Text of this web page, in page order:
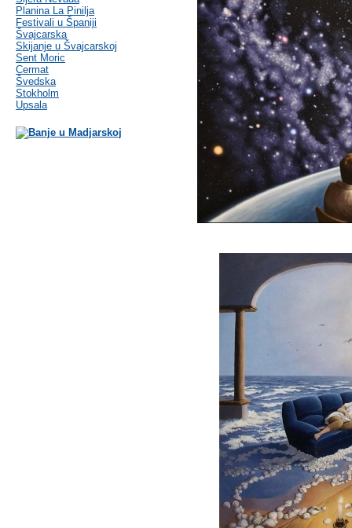
Planina La Pinilja
Festivali u Španiji
Švajcarska
Skijanje u Švajcarskoj
Sent Moric
Cermat
Švedska
Stokholm
Upsala